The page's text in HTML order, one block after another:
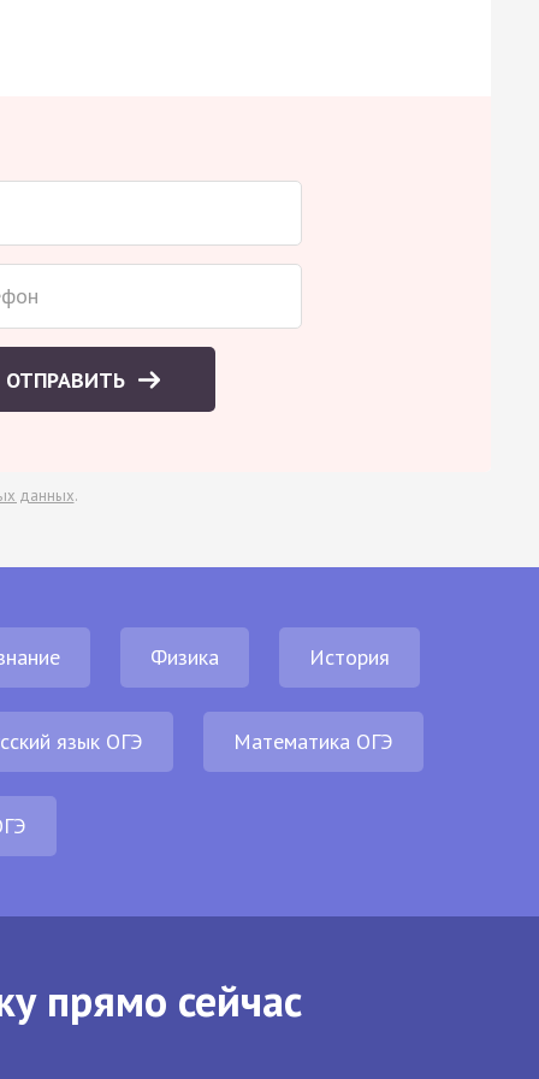
ОТПРАВИТЬ
данных.
Физика История
язык ОГЭ Математика ОГЭ
прямо сейчас